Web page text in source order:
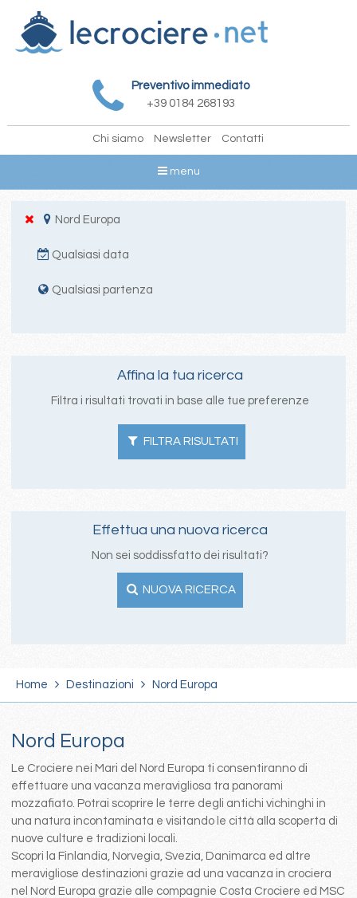
Preventivo immediato
+39 0184 268193
Chi siamo Newsletter Contatti
menu
Nord Europa
Qualsiasi data
Qualsiasi partenza
Affina la tua ricerca
Filtra i risultati trovati in base alle tue preferenze
FILTRA RISULTATI
Effettua una nuova ricerca
Non sei soddissfatto dei risultati?
NUOVA RICERCA
Home Destinazioni Nord Europa
Nord Europa
Le Crociere nei Mari del Nord Europa ti consentiranno di
effettuare una vacanza meravigliosa tra panorami
mozzafiato. Potrai scoprire le terre degli antichi vichinghi in
una natura incontaminata e visitando le città alla scoperta di
nuove culture e tradizioni locali.
Scopri la Finlandia, Norvegia, Svezia, Danimarca ed altre
meravigliose destinazioni grazie ad una vacanza in crociera
nel Nord Europa grazie alle compagnie Costa Crociere ed MSC